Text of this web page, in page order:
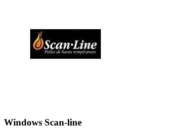
Windows Scan-line